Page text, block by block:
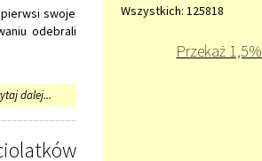
przedszkolnego
klas
swoje
odebrali
dalej...na
temat:
Uroczyste
zakończenie
roku
Wszystkich: 125818
Przekaż 1,5%